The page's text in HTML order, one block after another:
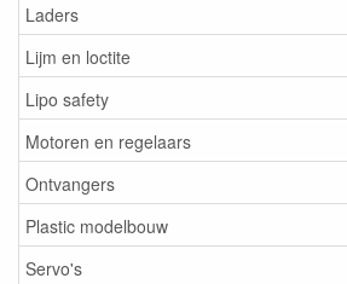
Laders
Lijm en loctite
Lipo safety
Motoren en regelaars
Ontvangers
Plastic modelbouw
Servo's